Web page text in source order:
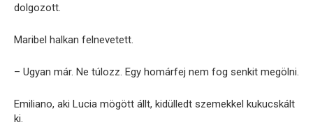
dolgozott.
Maribel halkan felnevetett.
– Ugyan már. Ne túlozz. Egy homárfej nem fog senkit megölni.
Emiliano, aki Lucia mögött állt, kidülledt szemekkel kukucskált
ki.